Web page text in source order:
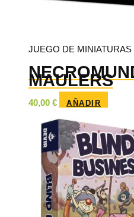
JUEGO DE MINIATURAS
MAULERS
40,00 € AÑADIR